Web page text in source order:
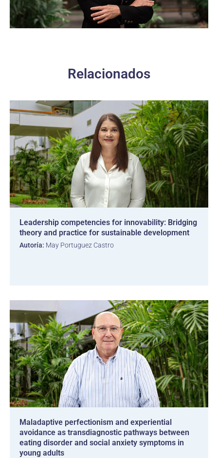
Relacionados
Leadership competencies for innovability: Bridging
theory and practice for sustainable development
Autoría: May Portuguez Castro
Maladaptive perfectionism and experiential
avoidance as transdiagnostic pathways between
eating disorder and social anxiety symptoms in
young adults